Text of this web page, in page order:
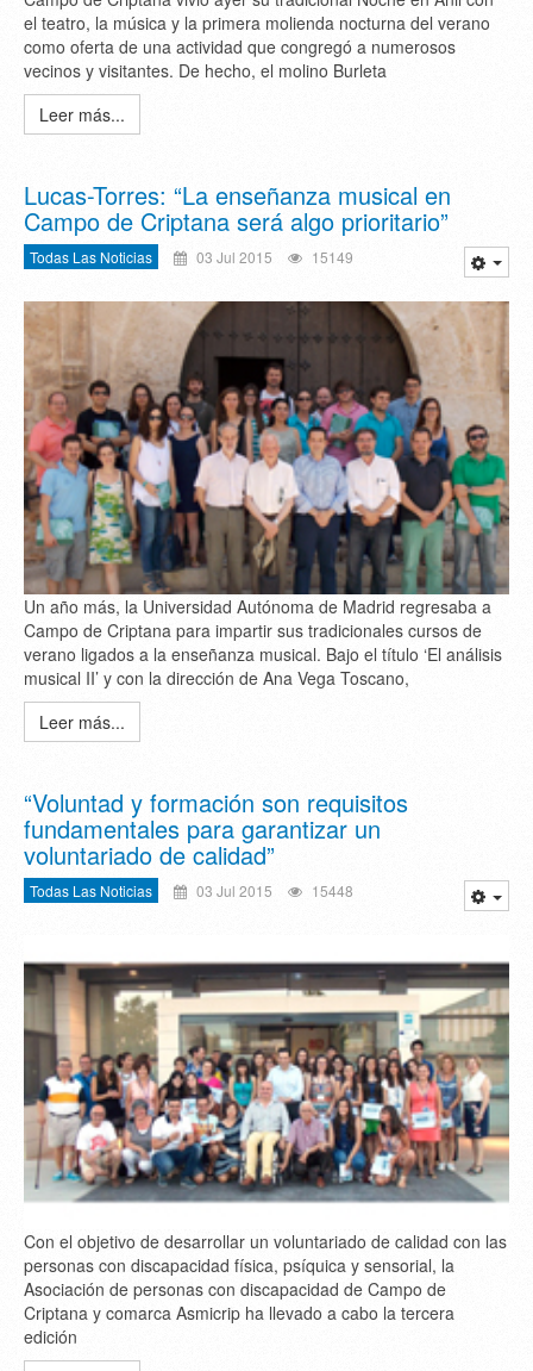
el teatro, la música y la primera molienda nocturna del verano
como oferta de una actividad que congregó a numerosos
vecinos y visitantes. De hecho, el molino Burleta
Leer más...
Lucas-Torres: “La enseñanza musical en
Campo de Criptana será algo prioritario”
Todas Las Noticias 03 Jul 2015 15149
Un año más, la Universidad Autónoma de Madrid regresaba a
Campo de Criptana para impartir sus tradicionales cursos de
verano ligados a la enseñanza musical. Bajo el título ‘El análisis
musical II’ y con la dirección de Ana Vega Toscano,
Leer más...
“Voluntad y formación son requisitos
fundamentales para garantizar un
voluntariado de calidad”
Todas Las Noticias 03 Jul 2015 15448
Con el objetivo de desarrollar un voluntariado de calidad con las
personas con discapacidad física, psíquica y sensorial, la
Asociación de personas con discapacidad de Campo de
Criptana y comarca Asmicrip ha llevado a cabo la tercera
edición